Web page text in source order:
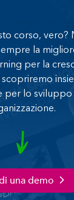
corso, vero?
la
per la
scopriremo
per lo sviluppo
una demo